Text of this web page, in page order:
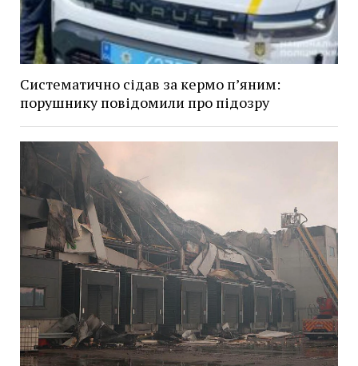
Систематично сідав за кермо п’яним:
порушнику повідомили про підозру